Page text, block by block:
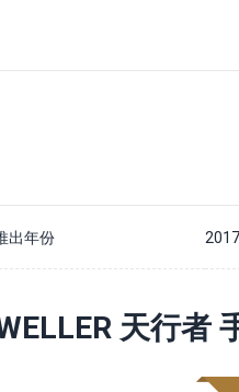
出年份 2017
天行者